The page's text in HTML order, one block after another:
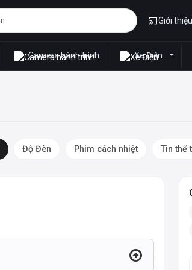
Giới thiệu
Camera hành trình Xe Điện
Độ Đèn Phim cách nhiệt Tin thể